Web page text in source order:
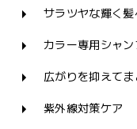
サラツヤな輝く髪
カラー専用シャン
広がりを抑えてま
紫外線対策ケア